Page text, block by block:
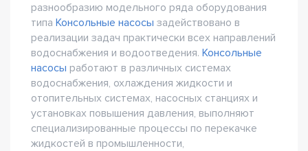
разнообразию модельного ряда оборудования
типа Консольные насосы задействовано в
реализации задач практически всех направлений
водоснабжения и водоотведения. Консольные
насосы работают в различных системах
водоснабжения, охлаждения жидкости и
отопительных системах, насосных станциях и
установках повышения давления, выполняют
специализированные процессы по перекачке
жидкостей в промышленности,